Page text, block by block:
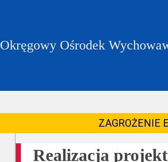
Okręgowy Ośrodek
ZAGROŻENIE
Realizacja